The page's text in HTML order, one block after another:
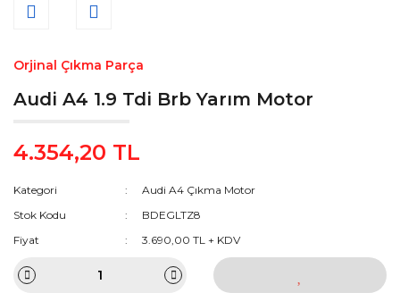
Orjinal Çıkma Parça
Audi A4 1.9 Tdi Brb Yarım Motor
4.354,20 TL
Kategori
Audi A4 Çıkma Motor
Stok Kodu
BDEGLTZ8
Fiyat
3.690,00 TL + KDV